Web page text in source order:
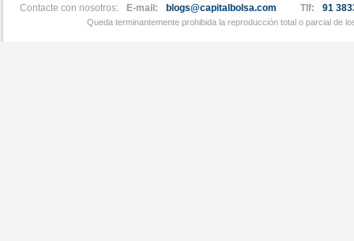
Contacte con nosotros: E-mail: blogs@capitalbolsa.com Tlf: 91
Queda terminantemente prohibida la reproducción total o parcial de